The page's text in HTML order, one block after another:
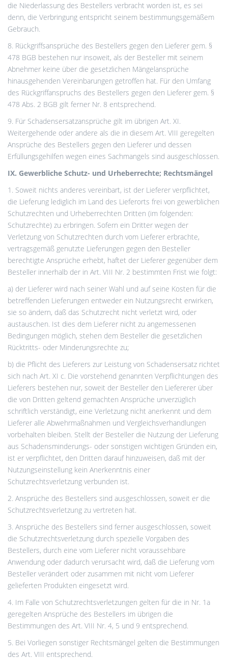
die Niederlassung des Bestellers verbracht worden ist, es sei
denn, die Verbringung entspricht seinem bestimmungsgemäßem
Gebrauch.
8. Rückgriffsansprüche des Bestellers gegen den Lieferer gem. §
478 BGB bestehen nur insoweit, als der Besteller mit seinem
Abnehmer keine über die gesetzlichen Mängelansprüche
hinausgehenden Vereinbarungen getroffen hat. Für den Umfang
des Rückgriffanspruchs des Bestellers gegen den Lieferer gem. §
478 Abs. 2 BGB gilt ferner Nr. 8 entsprechend.
9. Für Schadensersatzansprüche gilt im übrigen Art. XI.
Weitergehende oder andere als die in diesem Art. VIII geregelten
Ansprüche des Bestellers gegen den Lieferer und dessen
Erfüllungsgehilfen wegen eines Sachmangels sind ausgeschlossen.
IX. Gewerbliche Schutz- und Urheberrechte; Rechtsmängel
1. Soweit nichts anderes vereinbart, ist der Lieferer verpflichtet,
die Lieferung lediglich im Land des Lieferorts frei von gewerblichen
Schutzrechten und Urheberrechten Dritten (im folgenden:
Schutzrechte) zu erbringen. Sofern ein Dritter wegen der
Verletzung von Schutzrechten durch vom Lieferer erbrachte,
vertragsgemäß genutzte Lieferungen gegen den Besteller
berechtigte Ansprüche erhebt, haftet der Lieferer gegenüber dem
Besteller innerhalb der in Art. VIII Nr. 2 bestimmten Frist wie folgt:
a) der Lieferer wird nach seiner Wahl und auf seine Kosten für die
betreffenden Lieferungen entweder ein Nutzungsrecht erwirken,
sie so ändern, daß das Schutzrecht nicht verletzt wird, oder
austauschen. Ist dies dem Lieferer nicht zu angemessenen
Bedingungen möglich, stehen dem Besteller die gesetzlichen
Rücktritts- oder Minderungsrechte zu;
b) die Pflicht des Lieferers zur Leistung von Schadensersatz richtet
sich nach Art. XI c. Die vorstehend genannten Verpflichtungen des
Lieferers bestehen nur, soweit der Besteller den Liefererer über
die von Dritten geltend gemachten Ansprüche unverzüglich
schriftlich verständigt, eine Verletzung nicht anerkennt und dem
Lieferer alle Abwehrmaßnahmen und Vergleichsverhandlungen
vorbehalten bleiben. Stellt der Besteller die Nutzung der Lieferung
aus Schadensminderungs- oder sonstigen wichtigen Gründen ein,
ist er verpflichtet, den Dritten darauf hinzuweisen, daß mit der
Nutzungseinstellung kein Anerkenntnis einer
Schutzrechtsverletzung verbunden ist.
2. Ansprüche des Bestellers sind ausgeschlossen, soweit er die
Schutzrechtsverletzung zu vertreten hat.
3. Ansprüche des Bestellers sind ferner ausgeschlossen, soweit
die Schutzrechtsverletzung durch spezielle Vorgaben des
Bestellers, durch eine vom Lieferer nicht voraussehbare
Anwendung oder dadurch verursacht wird, daß die Lieferung vom
Besteller verändert oder zusammen mit nicht vom Lieferer
gelieferten Produkten eingesetzt wird.
4. Im Falle von Schutzrechtsverletzungen gelten für die in Nr. 1a
geregelten Ansprüche des Bestellers im übrigen die
Bestimmungen des Art. VIII Nr. 4, 5 und 9 entsprechend.
5. Bei Vorliegen sonstiger Rechtsmängel gelten die Bestimmungen
des Art. VIII entsprechend.